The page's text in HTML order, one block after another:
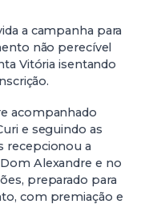
a campanha para
não perecível
Vitória isentando
acompanhado
e seguindo as
recepcionou a
Alexandre e no
preparado para
com premiação e